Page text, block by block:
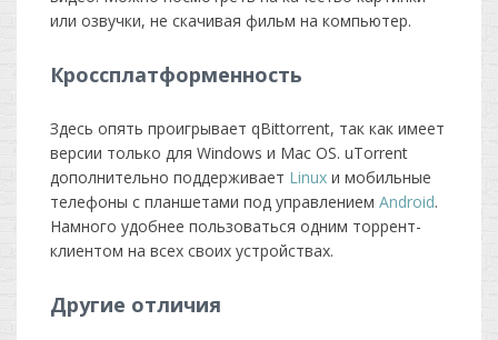
или озвучки, не скачивая фильм на компьютер.
Кроссплатформенность
Здесь опять проигрывает qBittorrent, так как имеет
версии только для Windows и Mac OS. uTorrent
дополнительно поддерживает Linux и мобильные
телефоны с планшетами под управлением Android.
Намного удобнее пользоваться одним торрент-
клиентом на всех своих устройствах.
Другие отличия